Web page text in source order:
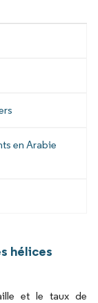
en Arabie
hélices
et le taux de